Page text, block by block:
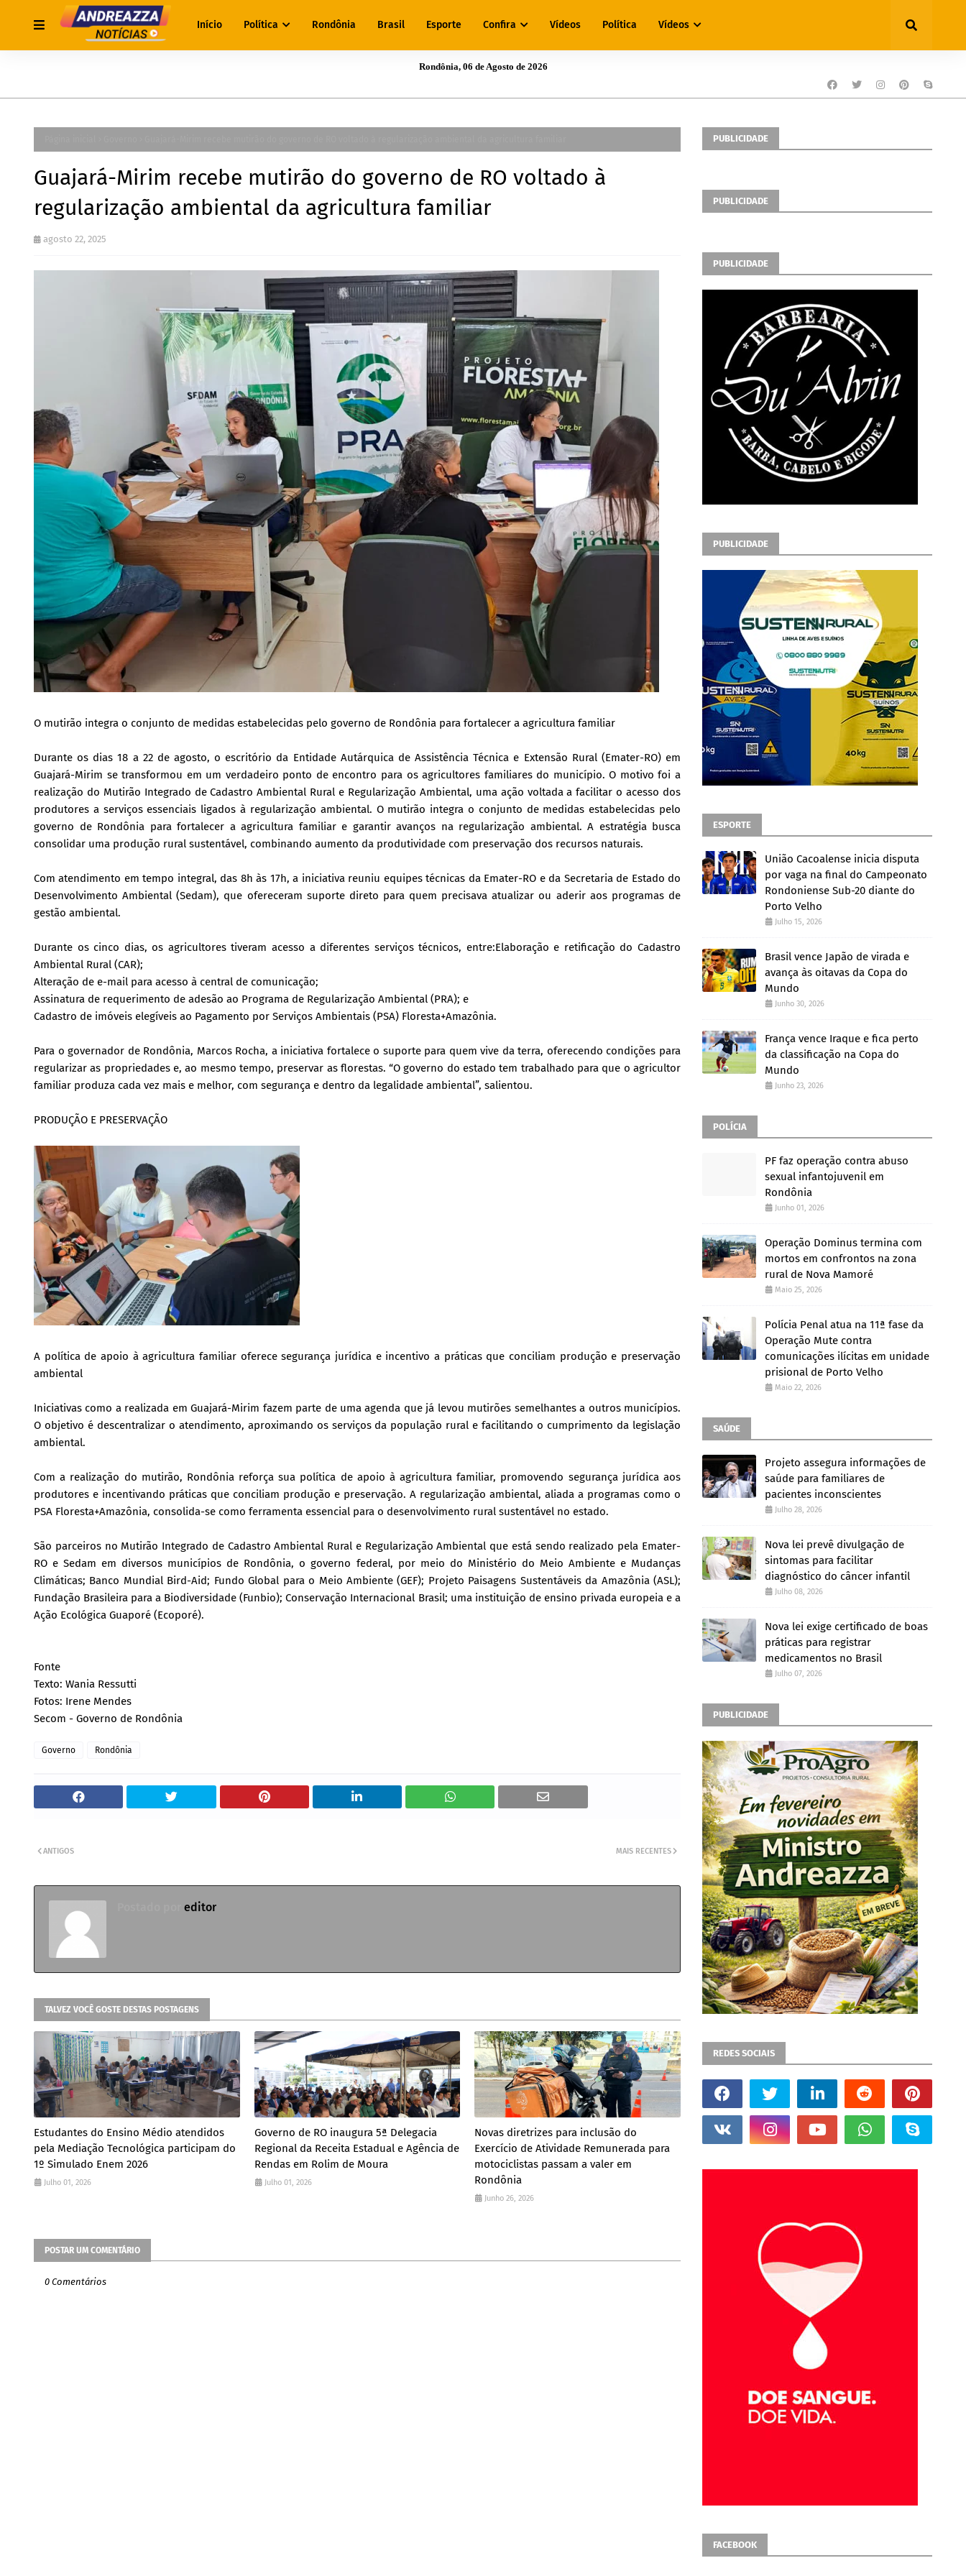
Início Política Rondônia Brasil Esporte Confira Vídeos Política Vídeos
Rondônia, 06 de Agosto de 2026
Guajará-Mirim recebe mutirão do governo de RO voltado à
regularização ambiental da agricultura familiar
agosto 22, 2025
O mutirão integra o conjunto de medidas estabelecidas pelo governo de Rondônia para fortalecer a agricultura familiar
Durante os dias 18 a 22 de agosto, o escritório da Entidade Autárquica de Assistência Técnica e Extensão Rural (Emater-RO) em
Guajará-Mirim se transformou em um verdadeiro ponto de encontro para os agricultores familiares do município. O motivo foi a
realização do Mutirão Integrado de Cadastro Ambiental Rural e Regularização Ambiental, uma ação voltada a facilitar o acesso dos
produtores a serviços essenciais ligados à regularização ambiental. O mutirão integra o conjunto de medidas estabelecidas pelo
governo de Rondônia para fortalecer a agricultura familiar e garantir avanços na regularização ambiental. A estratégia busca
consolidar uma produção rural sustentável, combinando aumento da produtividade com preservação dos recursos naturais.
Com atendimento em tempo integral, das 8h às 17h, a iniciativa reuniu equipes técnicas da Emater-RO e da Secretaria de Estado do
Desenvolvimento Ambiental (Sedam), que ofereceram suporte direto para quem precisava atualizar ou aderir aos programas de
gestão ambiental.
Durante os cinco dias, os agricultores tiveram acesso a diferentes serviços técnicos, entre:Elaboração e retificação do Cadastro
Ambiental Rural (CAR);
Alteração de e-mail para acesso à central de comunicação;
Assinatura de requerimento de adesão ao Programa de Regularização Ambiental (PRA); e
Cadastro de imóveis elegíveis ao Pagamento por Serviços Ambientais (PSA) Floresta+Amazônia.
Para o governador de Rondônia, Marcos Rocha, a iniciativa fortalece o suporte para quem vive da terra, oferecendo condições para
regularizar as propriedades e, ao mesmo tempo, preservar as florestas. “O governo do estado tem trabalhado para que o agricultor
familiar produza cada vez mais e melhor, com segurança e dentro da legalidade ambiental”, salientou.
PRODUÇÃO E PRESERVAÇÃO
A política de apoio à agricultura familiar oferece segurança jurídica e incentivo a práticas que conciliam produção e preservação
ambiental
Iniciativas como a realizada em Guajará-Mirim fazem parte de uma agenda que já levou mutirões semelhantes a outros municípios.
O objetivo é descentralizar o atendimento, aproximando os serviços da população rural e facilitando o cumprimento da legislação
ambiental.
Com a realização do mutirão, Rondônia reforça sua política de apoio à agricultura familiar, promovendo segurança jurídica aos
produtores e incentivando práticas que conciliam produção e preservação. A regularização ambiental, aliada a programas como o
PSA Floresta+Amazônia, consolida-se como ferramenta essencial para o desenvolvimento rural sustentável no estado.
São parceiros no Mutirão Integrado de Cadastro Ambiental Rural e Regularização Ambiental que está sendo realizado pela Emater-
RO e Sedam em diversos municípios de Rondônia, o governo federal, por meio do Ministério do Meio Ambiente e Mudanças
Climáticas; Banco Mundial Bird-Aid; Fundo Global para o Meio Ambiente (GEF); Projeto Paisagens Sustentáveis da Amazônia (ASL);
Fundação Brasileira para a Biodiversidade (Funbio); Conservação Internacional Brasil; uma instituição de ensino privada europeia e a
Ação Ecológica Guaporé (Ecoporé).
Fonte
Texto: Wania Ressutti
Fotos: Irene Mendes
Secom - Governo de Rondônia
Governo Rondônia
MAIS RECENTES
ANTIGOS
editor
TALVEZ VOCÊ GOSTE DESTAS POSTAGENS
Estudantes do Ensino Médio atendidos
pela Mediação Tecnológica participam do
1º Simulado Enem 2026
Julho 01, 2026
Governo de RO inaugura 5ª Delegacia
Regional da Receita Estadual e Agência de
Rendas em Rolim de Moura
Julho 01, 2026
Novas diretrizes para inclusão do
Exercício de Atividade Remunerada para
motociclistas passam a valer em
Rondônia
Junho 26, 2026
POSTAR UM COMENTÁRIO
0 Comentários
PUBLICIDADE
PUBLICIDADE
PUBLICIDADE
PUBLICIDADE
ESPORTE
União Cacoalense inicia disputa
por vaga na final do Campeonato
Rondoniense Sub-20 diante do
Porto Velho
Julho 15, 2026
Brasil vence Japão de virada e
avança às oitavas da Copa do
Mundo
Junho 30, 2026
França vence Iraque e fica perto
da classificação na Copa do
Mundo
Junho 23, 2026
POLÍCIA
PF faz operação contra abuso
sexual infantojuvenil em
Rondônia
Junho 01, 2026
Operação Dominus termina com
mortos em confrontos na zona
rural de Nova Mamoré
Maio 25, 2026
Polícia Penal atua na 11ª fase da
Operação Mute contra
comunicações ilícitas em unidade
prisional de Porto Velho
Maio 22, 2026
SAÚDE
Projeto assegura informações de
saúde para familiares de
pacientes inconscientes
Julho 28, 2026
Nova lei prevê divulgação de
sintomas para facilitar
diagnóstico do câncer infantil
Julho 08, 2026
Nova lei exige certificado de boas
práticas para registrar
medicamentos no Brasil
Julho 07, 2026
PUBLICIDADE
REDES SOCIAIS
FACEBOOK